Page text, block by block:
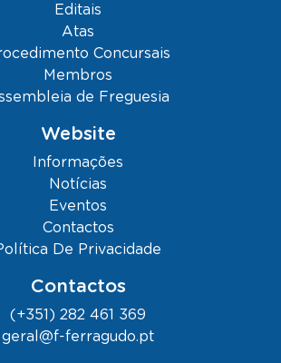
Editais
Atas
Concursais
Membros
de Freguesia
Website
Informações
Notícias
Eventos
Contactos
De Privacidade
Contactos
(+351) 282 461 369
geral@f-ferragudo.pt